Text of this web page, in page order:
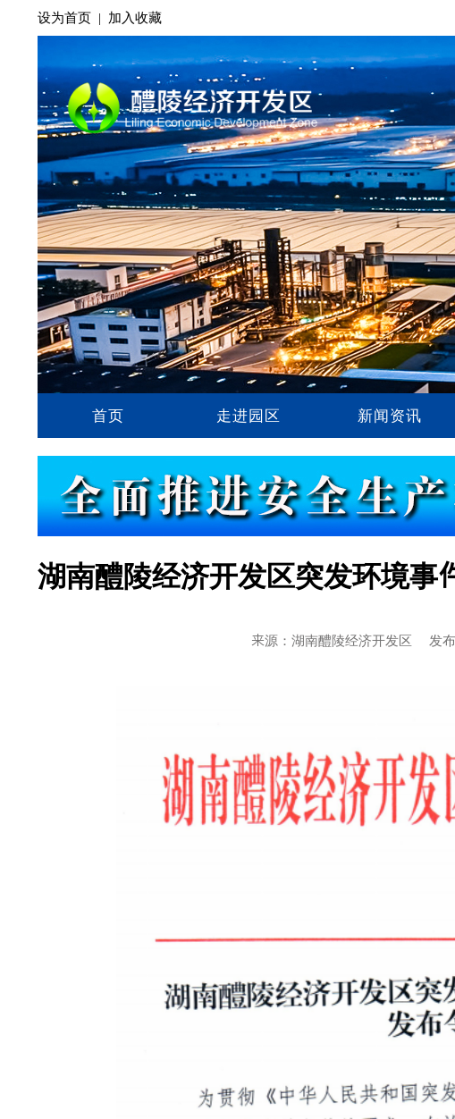
设为首页 | 加入收藏
首页 走进园区 新闻资讯
湖南醴陵经济开发区突发环境事
来源：湖南醴陵经济开发区 发